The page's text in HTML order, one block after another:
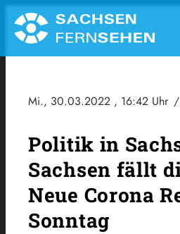
Mi., 30.03.2022 , 16:42 Uhr /
Politik in
Sachsen fällt
Neue Corona
Sonntag